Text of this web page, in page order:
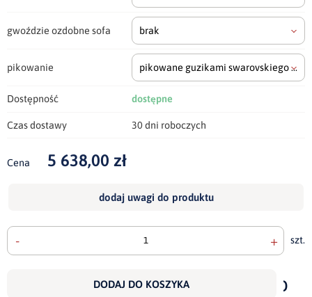
gwoździe ozdobne sofa brak
pikowanie pikowane guzikami swarovskiego
Dostępność dostępne
Czas dostawy 30 dni roboczych
Cena 5 638,00 zł
dodaj uwagi do produktu
- + szt.
DODAJ DO KOSZYKA
do